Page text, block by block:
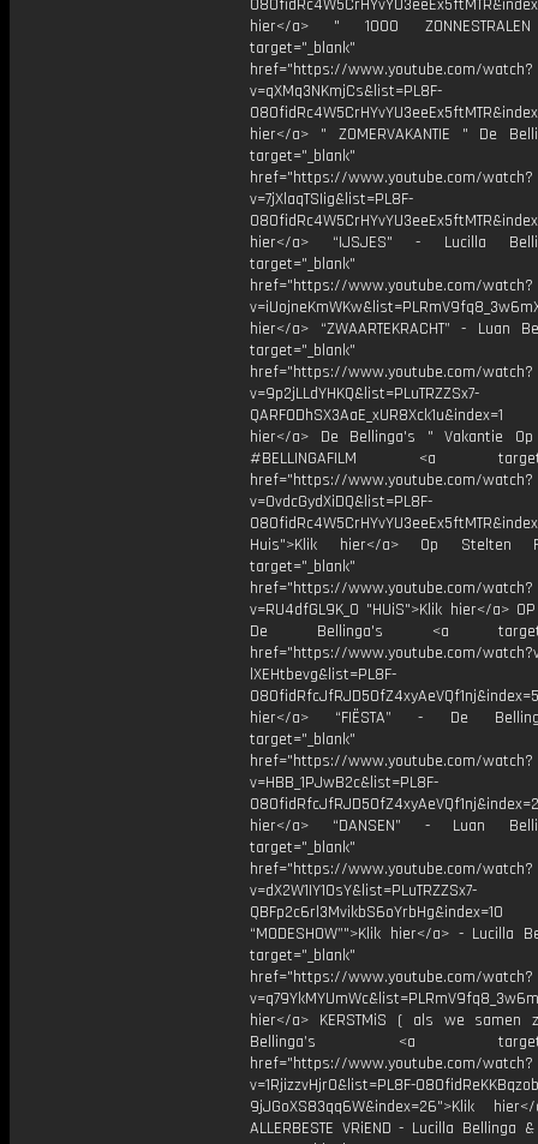
hier</a> " 1000
target="_blank"
href="https://www.youtube.com/watch?
v=qXMq3NKmjCs&list=PL8F-
hier</a> " ZOMERVAKANTIE " De
target="_blank"
href="https://www.youtube.com/watch?
v=7jXlaqTSIig&list=PL8F-
hier</a> “IJSJES" - Lucilla
target="_blank"
href="https://www.youtube.com/watch?
hier</a> “ZWAARTEKRACHT” - Luan
target="_blank"
href="https://www.youtube.com/watch?
v=9p2jLLdYHKQ&list=PLuTRZZSx7-
hier</a> De Bellinga's " Vakantie
#BELLINGAFILM <a
href="https://www.youtube.com/watch?
v=OvdcGydXiDQ&list=PL8F-
Huis">Klik hier</a> Op Stelten
target="_blank"
href="https://www.youtube.com/watch?
v=RU4dfGL9K_0 "HUiS">Klik hier</a> OP
De Bellinga's <a
href="https://www.youtube.com/
lXEHtbevg&list=PL8F-
hier</a> “FIËSTA” - De
target="_blank"
href="https://www.youtube.com/watch?
v=HBB_1PJwB2c&list=PL8F-
hier</a> “DANSEN” - Luan
target="_blank"
href="https://www.youtube.com/watch?
v=dX2W1IY1OsY&list=PLuTRZZSx7-
QBFp2c6rl3MvikbS6oYrbHg&index=10
“MODESHOW”">Klik hier</a> - Lucilla
target="_blank"
href="https://www.youtube.com/watch?
hier</a> KERSTMiS ( als we samen
Bellinga’s <a
href="https://www.youtube.com/watch?
v=1RjizzvHjr0&list=PL8F-
9jJGoXS83qq6W&index=26">Klik
ALLERBESTE VRiEND - Lucilla Bellinga